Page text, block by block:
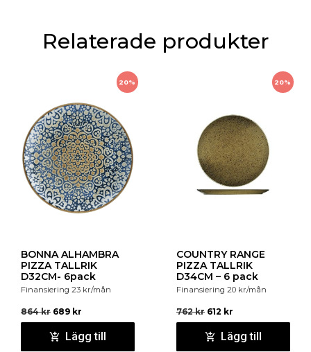
Relaterade produkter
20%
BONNA ALHAMBRA
PIZZA TALLRIK
D32CM- 6pack
Finansiering 23 kr/mån
864kr 689 kr
Lägg till
20%
COUNTRY RANGE
PIZZA TALLRIK
D34CM – 6 pack
Finansiering 20 kr/mån
762kr 612 kr
Lägg till